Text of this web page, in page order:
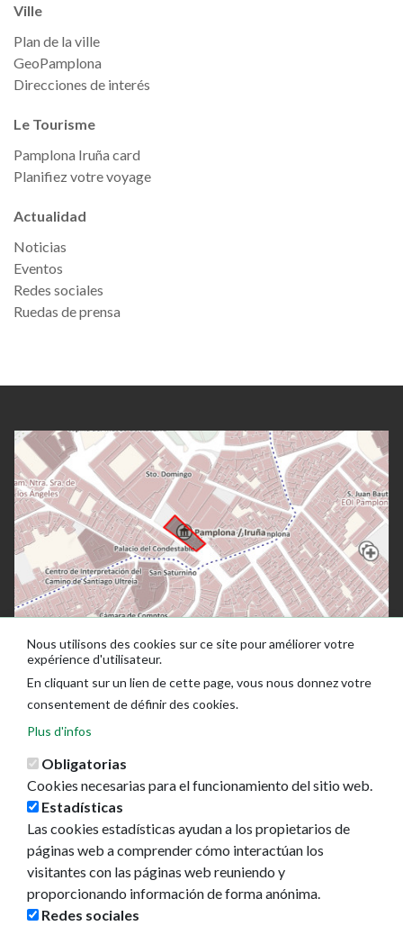
Ville
Plan de la ville
GeoPamplona
Direcciones de interés
Le Tourisme
Pamplona Iruña card
Planifiez votre voyage
Actualidad
Noticias
Eventos
Redes sociales
Ruedas de prensa
Ayuntamiento de Pamplona
Plaza Consistorial, s/n
31001 - Pamplona
948 420 100
Nous utilisons des cookies sur ce site pour améliorer votre
expérience d'utilisateur.
En cliquant sur un lien de cette page, vous nous donnez votre
consentement de définir des cookies.
Plus d'infos
Obligatorias
Cookies necesarias para el funcionamiento del sitio web.
Estadísticas
Las cookies estadísticas ayudan a los propietarios de
páginas web a comprender cómo interactúan los
visitantes con las páginas web reuniendo y
proporcionando información de forma anónima.
Redes sociales